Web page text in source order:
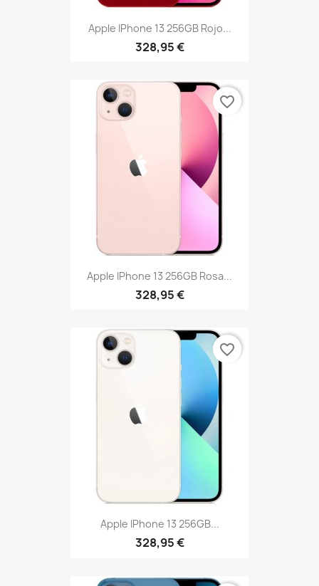
Apple IPhone 13 256GB Rojo...
328,95 €
Apple IPhone 13 256GB Rosa...
328,95 €
favorite_border
Apple IPhone 13 256GB...
328,95 €
favorite_border